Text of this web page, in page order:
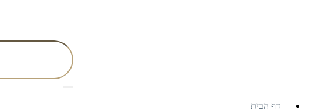
דף הבית